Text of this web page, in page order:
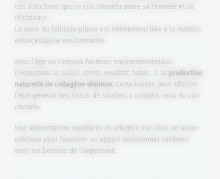
ces structures que le cuir chevelu puise sa fermeté et sa
résistance.
La base du follicule pileux est intimement liée à la matrice
extracellulaire environnante.
Avec l’âge ou certains facteurs environnementaux
(exposition au soleil, stress oxydatif, tabac…), la production
naturelle de collagène diminue.Cette baisse peut affecter
l’état général des tissus de soutien, y compris ceux du cuir
chevelu.
Une alimentation équilibrée et adaptée est alors un levier
précieux pour favoriser un apport nutritionnel cohérent
avec les besoins de l’organisme.